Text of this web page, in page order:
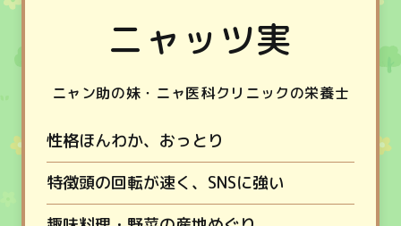
ニャッツ実
ニャン助の妹・ニャ医科クリニックの栄養士
性格ほんわか、おっとり
特徴頭の回転が速く、SNSに強い